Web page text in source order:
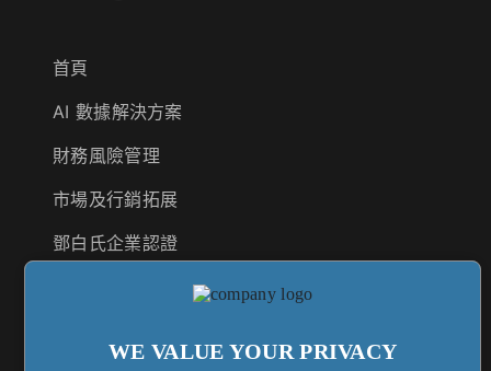
WE VALUE YOUR PRIVACY
首頁
AI 數據解決方案
財務風險管理
市場及行銷拓展
鄧白氏企業認證